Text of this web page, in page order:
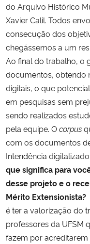
do Arquivo Histórico
Xavier Calil. Todos
consecução dos
chegássemos a um
Ao final do trabalho, o
documentos, obtendo
digitais, o que
em pesquisas sem
sendo realizados
pela equipe. Ocorpus
com os documentos
Intendência
que significa para
desse projeto e o
Mérito Extensionista?
é ter a valorização do
professores da UFSM
fazem por